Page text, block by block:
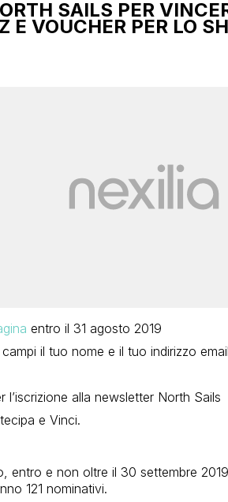
SAILS PER
E VOUCHER PER LO
entro il 31 agosto 2019
il tuo nome e il tuo indirizzo
l’iscrizione alla newsletter North Sails
e Vinci.
entro e non oltre il 30 settembre
121 nominativi.